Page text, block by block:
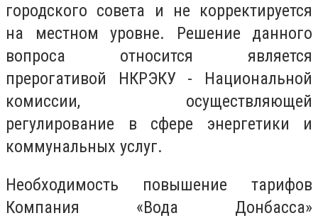
городского совета и не корректируется
на местном уровне. Решение данного
вопроса относится является
прерогативой НКРЭКУ - Национальной
комиссии, осуществляющей
регулирование в сфере энергетики и
коммунальных услуг.
Необходимость повышение тарифов
Компания «Вода Донбасса»